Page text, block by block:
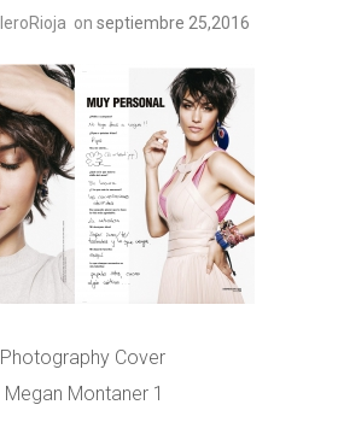
on septiembre 25,2016
Cover
Montaner 1